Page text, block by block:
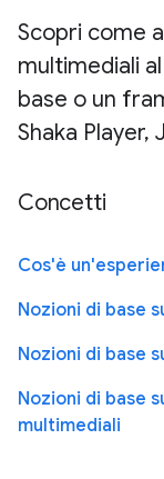
Scopri come
multimediali
base o un
Shaka Player,
Concetti
Cos'è
Nozioni di base
Nozioni di base
Nozioni di base
multimediali